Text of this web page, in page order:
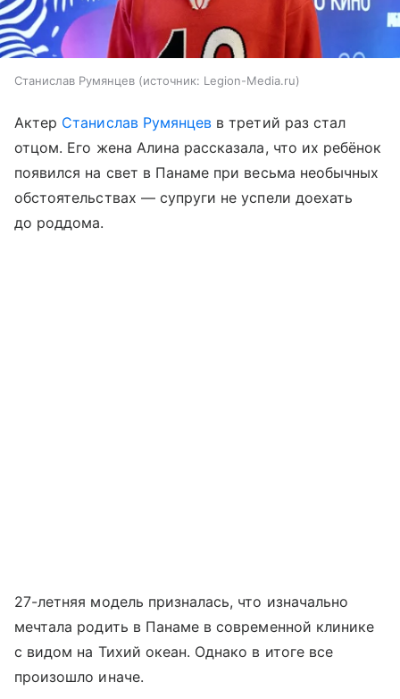
Станислав Румянцев источник: Legion-Media.ru
Актер Станислав Румянцев в третий раз стал
отцом. Его жена Алина рассказала, что их ребёнок
появился на свет в Панаме при весьма необычных
обстоятельствах — супруги не успели доехать
до роддома.
27-летняя модель призналась, что изначально
мечтала родить в Панаме в современной клинике
с видом на Тихий океан. Однако в итоге все
произошло иначе.